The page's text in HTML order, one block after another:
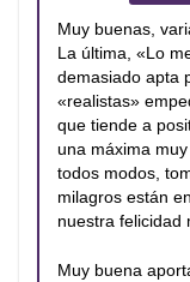
Muy buenas,
La última, «Lo
demasiado apta
«realistas»
que tiende a
una máxima
todos modos,
milagros están
nuestra
Muy buena